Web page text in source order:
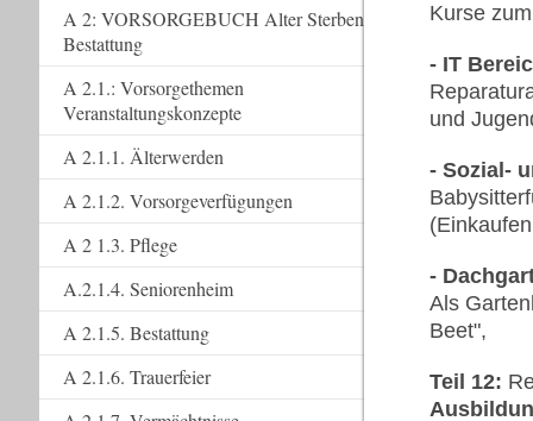
Kurse
- IT
und
- Sozial-
-
Als
Beet",
Teil 12:
A 2: VORSORGEBUCH Alter Sterben
Bestattung
A 2.1.: Vorsorgethemen
Veranstaltungskonzepte
A 2.1.1. Älterwerden
A 2.1.2. Vorsorgeverfügungen
A 2 1.3. Pflege
A.2.1.4. Seniorenheim
A 2.1.5. Bestattung
A 2.1.6. Trauerfeier